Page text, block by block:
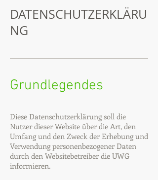
DATENSCHUTZERKLÄRU
NG
Grundlegendes
Diese Datenschutzerklärung soll die
Nutzer dieser Website über die Art, den
Umfang und den Zweck der Erhebung und
Verwendung personenbezogener Daten
durch den Websitebetreiber die UWG
informieren.